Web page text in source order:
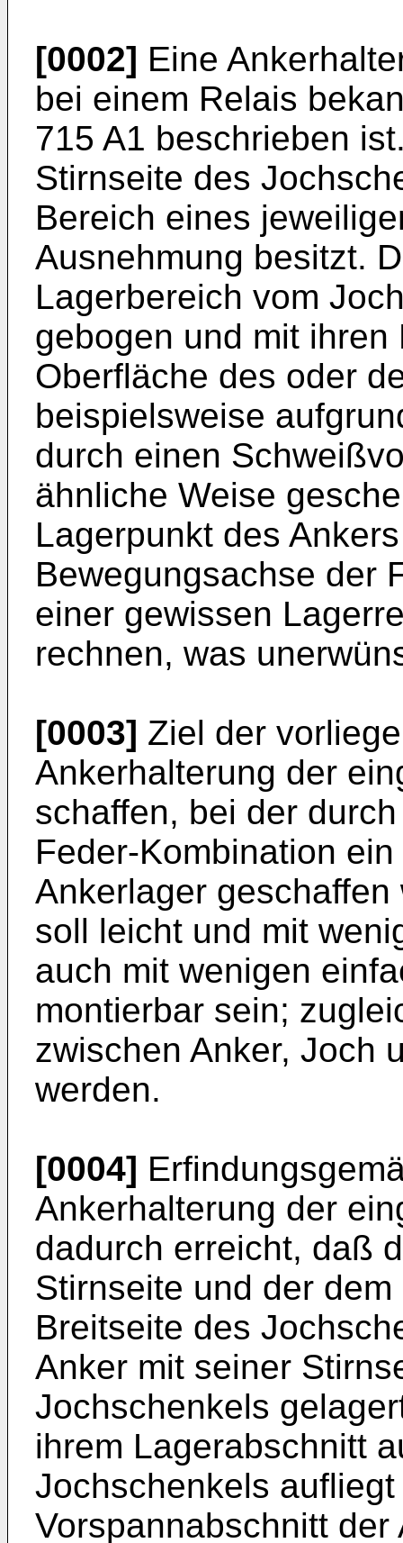
[0002] Eine
bei einem Relais
715 A1 beschrieben
Stirnseite des
Bereich eines
Ausnehmung besitzt.
Lagerbereich vom
gebogen und mit
Oberfläche des oder
beispielsweise
durch einen
ähnliche Weise
Lagerpunkt des
Bewegungsachse der
einer gewissen
rechnen, was
[0003] Ziel der
Ankerhalterung der
schaffen, bei der
Feder-Kombination
Ankerlager
soll leicht und mit
auch mit wenigen
montierbar sein;
zwischen Anker, Joch
werden.
[0004]
Ankerhalterung der
dadurch erreicht, daß
Stirnseite und der
Breitseite des
Anker mit seiner
Jochschenkels
ihrem Lagerabschnitt
Jochschenkels
Vorspannabschnitt